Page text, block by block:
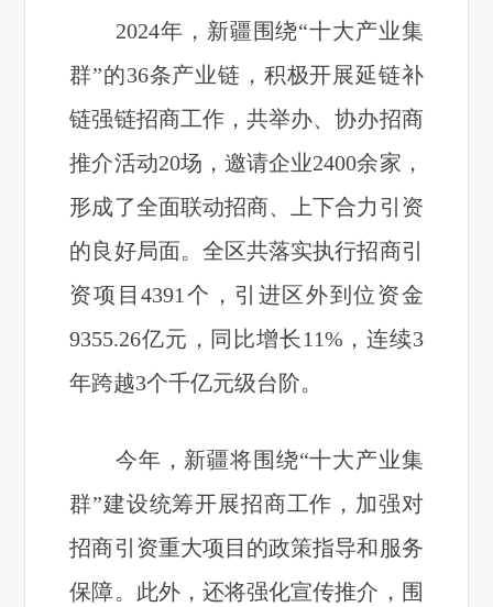
2024年，新疆围绕“十大产业集
群”的36条产业链，积极开展延链补
链强链招商工作，共举办、协办招商
推介活动20场，邀请企业2400余家，
形成了全面联动招商、上下合力引资
的良好局面。全区共落实执行招商引
资项目4391个，引进区外到位资金
9355.26亿元，同比增长11%，连续3
年跨越3个千亿元级台阶。
今年，新疆将围绕“十大产业集
群”建设统筹开展招商工作，加强对
招商引资重大项目的政策指导和服务
保障。此外，还将强化宣传推介，围